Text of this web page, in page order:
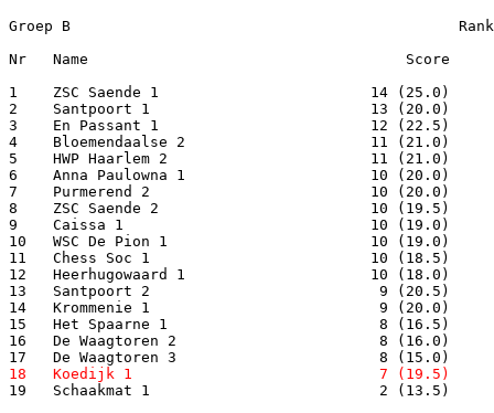
Groep B
Nr   Name                                    Score
1    ZSC Saende 1                        14 (25.0)
2    Santpoort 1                         13 (20.0)
3    En Passant 1                        12 (22.5)
4    Bloemendaalse 2                     11 (21.0)
5    HWP Haarlem 2                       11 (21.0)
6    Anna Paulowna 1                     10 (20.0)
7    Purmerend 2                         10 (20.0)
8    ZSC Saende 2                        10 (19.5)
9    Caissa 1                            10 (19.0)
10   WSC De Pion 1                       10 (19.0)
11   Chess Soc 1                         10 (18.5)
12   Heerhugowaard 1                     10 (18.0)
13   Santpoort 2                          9 (20.5)
14   Krommenie 1                          9 (20.0)
15   Het Spaarne 1                        8 (16.5)
16   De Waagtoren 2                       8 (16.0)
19   Schaakmat 1                          2 (13.5)